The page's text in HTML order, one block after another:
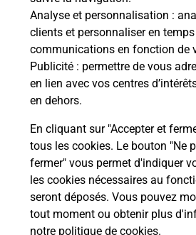
Analyse et personnalisation :
clients et personnaliser en
communications en fonction de
Publicité : permettre de vous
en lien avec vos centres
en dehors.
En cliquant sur "Accepter et
tous les cookies. Le bouton "Ne
fermer" vous permet d'indiquer
les cookies nécessaires au
seront déposés. Vous pouvez
tout moment ou obtenir plus
notre politique de cookies.
Vous cherchez à passer votre
ou moto dans la commune
toutes nos solutions.
En savoir plus
Localiser Liste
Liste - téléassistance
Bas-Rhin - téléassistance
Haguenau -